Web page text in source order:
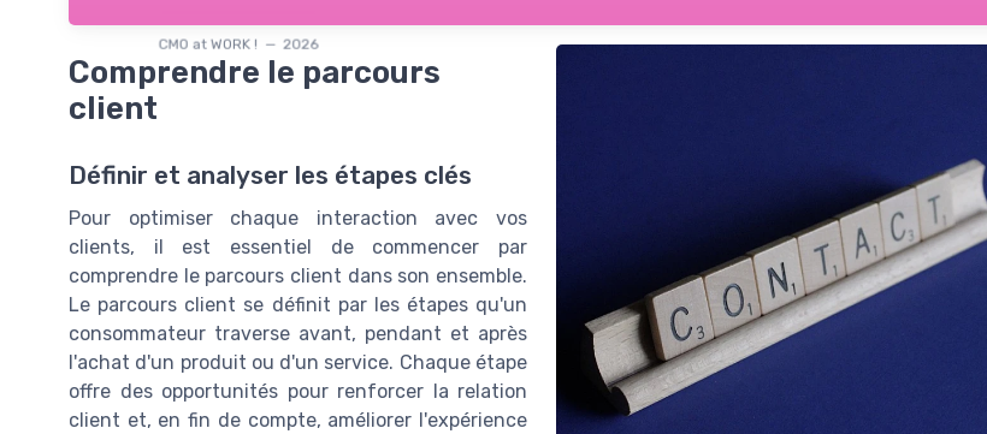
CMO at WORK ! — 2026
Comprendre le parcours
client
Définir et analyser les étapes clés
Pour optimiser chaque interaction avec vos
clients, il est essentiel de commencer par
comprendre le parcours client dans son ensemble.
Le parcours client se définit par les étapes qu'un
consommateur traverse avant, pendant et après
l'achat d'un produit ou d'un service. Chaque étape
offre des opportunités pour renforcer la relation
client et, en fin de compte, améliorer l'expérience